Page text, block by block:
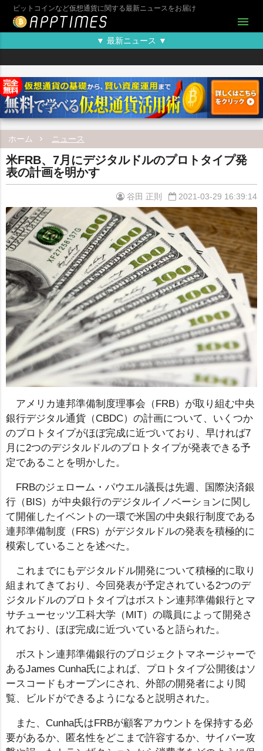
ビットコインなど仮想通貨に関する最新ニュースをお届け
menu
▼ 最新ニュース ▼
ホーム ニュース
米FRB、7月にデジタルドルのプロトタイプ発
表の計画を明かす
谷田 正則 2021-03-29 16:39:14
アメリカ連邦準備制度理事会（FRB）が取り組む中央
銀行デジタル通貨（CBDC）の計画について、いくつか
のプロトタイプがほぼ完成に近づいており、早ければ7
月に2つのデジタルドルのプロトタイプが発表できる予
定であることを明かした。
FRBのジェローム・パウエル議長は先週、国際決済銀
行（BIS）が中央銀行のデジタルイノベーションに関し
て開催したイベントの一環で米国の中央銀行制度である
連邦準備制度（FRS）がデジタルドルの発表を積極的に
模索していることを述べた。
これまでにもデジタルドル開発について積極的に取り
組まれてきており、今回発表が予定されている2つのデ
ジタルドルのプロトタイプはボストン連邦準備銀行とマ
サチューセッツ工科大学（MIT）の職員によって開発さ
れており、ほぼ完成に近づいていると語られた。
ボストン連邦準備銀行のプロジェクトマネージャーで
あるJames Cunha氏によれば、プロトタイプ公開後はソ
ースコードもオープンにされ、外部の開発者により閲
覧、ビルドができるようになると説明された。
また、Cunha氏はFRBが顧客アカウントを保持する必
要があるか、匿名性をどこまで許容するか、サイバー攻